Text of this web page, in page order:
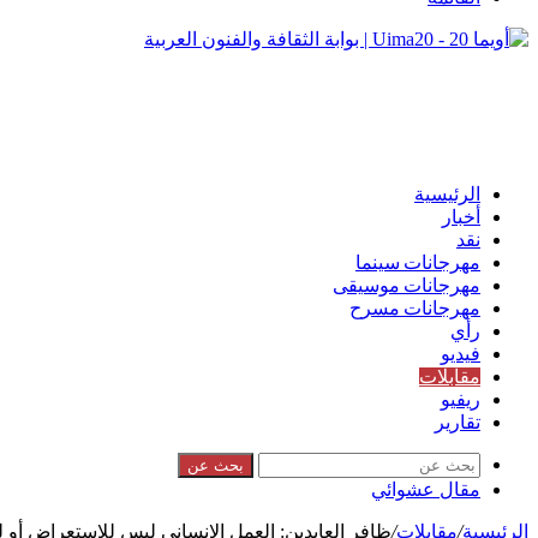
الرئيسية
أخبار
نقد
مهرجانات سينما
مهرجانات موسيقى
مهرجانات مسرح
رأي
فيديو
مقابلات
ريفيو
تقارير
بحث عن
مقال عشوائي
الرئيسية/مقابلات/ظافر العابدين: العمل الإنساني ليس للاستعراض